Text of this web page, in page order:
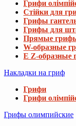
Грифи
Стійки для
Грифы
Грифы для
Прямые
W-образные
E Z-образные
Накладки на гриф
Грифи
Грифи
Грифы олимпийские